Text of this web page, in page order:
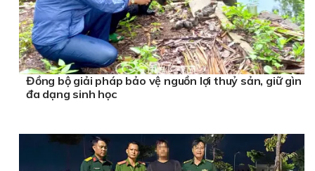
Đồng bộ giải pháp bảo vệ nguồn lợi thuỷ sản, giữ gìn
đa dạng sinh học